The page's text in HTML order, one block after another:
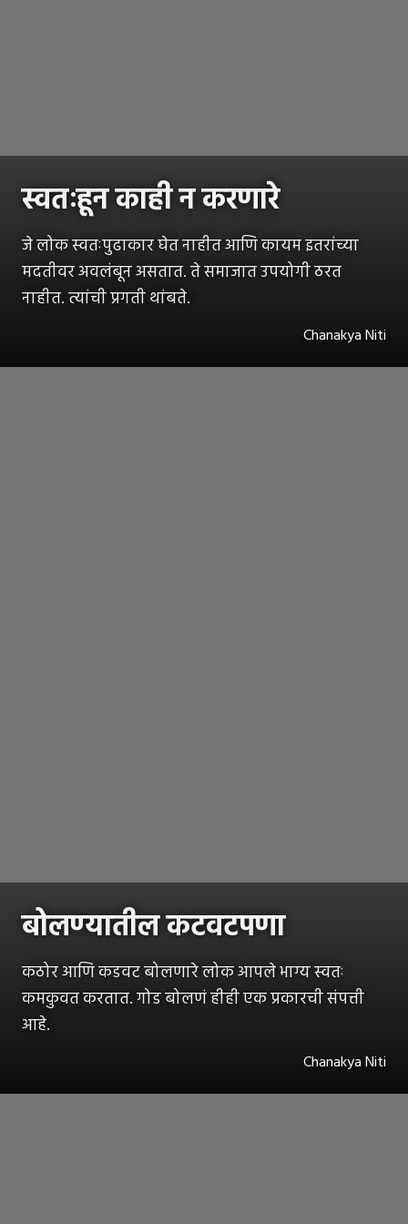
स्वतःहून काही न करणारे
जे लोक स्वतःपुढाकार घेत नाहीत आणि कायम इतरांच्या
मदतीवर अवलंबून असतात. ते समाजात उपयोगी ठरत
नाहीत. त्यांची प्रगती थांबते.
Chanakya Niti
बोलण्यातील कटवटपणा
कठोर आणि कडवट बोलणारे लोक आपले भाग्य स्वतः
कमकुवत करतात. गोड बोलणं हीही एक प्रकारची संपत्ती
आहे.
Chanakya Niti